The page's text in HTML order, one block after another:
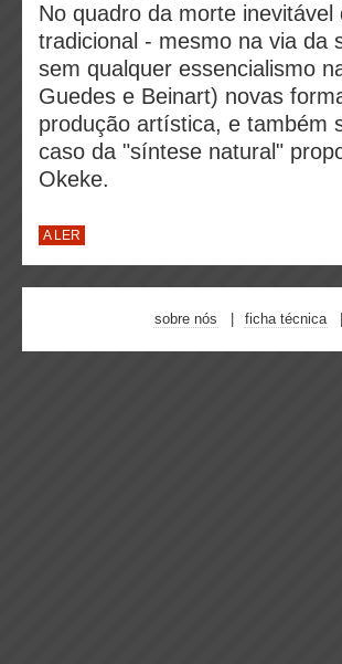
No quadro da morte
tradicional - mesmo na via da
sem qualquer essencialismo
Guedes e Beinart) novas
produção artística, e também
caso da "síntese natural"
Okeke.
A LER
sobre nós ficha técnica